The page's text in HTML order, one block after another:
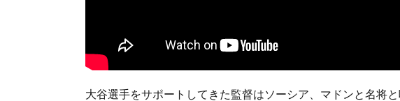
大谷選手をサポートしてきた監督はソーシア、マドンと名将